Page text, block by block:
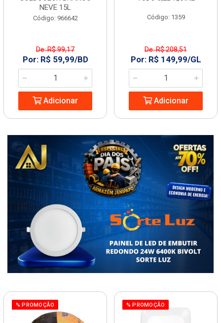
NEVE 15L
Código: 966642
De: R$ 99,17
Por: R$ 59,99/BD
Adicionar
Código: 1359
De: R$ 208,51
Por: R$ 149,99/GL
Adicionar
% PROMOÇÃO % PROMOÇÃO